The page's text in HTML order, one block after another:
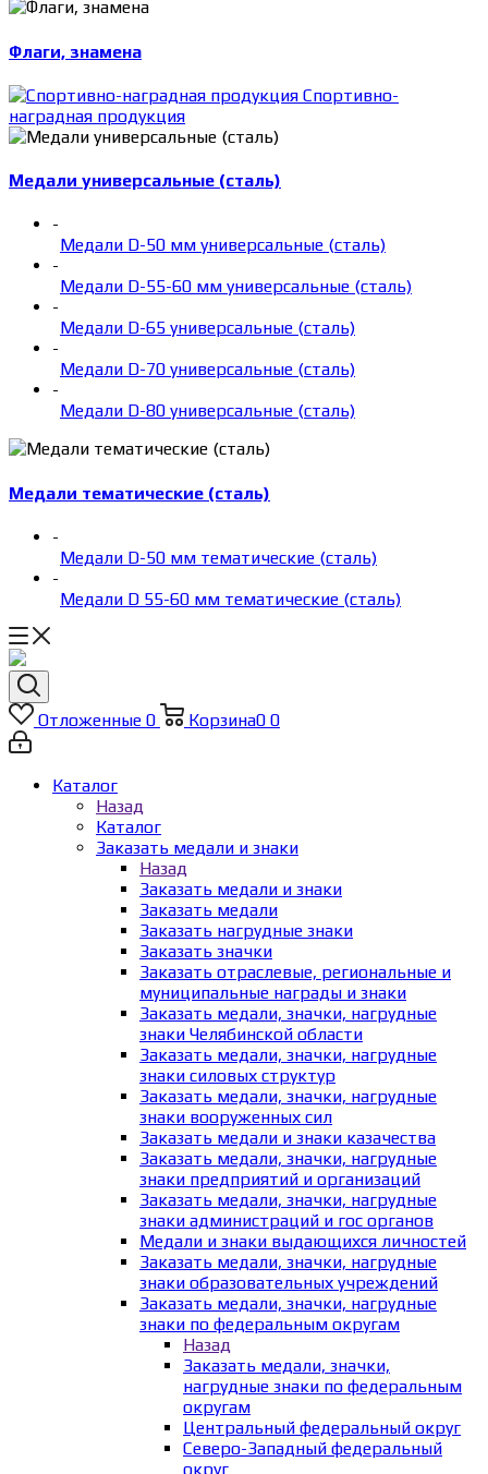
Флаги, знамена
Спортивно-
наградная продукция
Медали универсальные (сталь)
-
Медали D-50 мм универсальные (сталь)
-
Медали D-55-60 мм универсальные (сталь)
-
Медали D-65 универсальные (сталь)
-
Медали D-70 универсальные (сталь)
-
Медали D-80 универсальные (сталь)
Медали тематические (сталь)
-
Медали D-50 мм тематические (сталь)
-
Медали D 55-60 мм тематические (сталь)
Отложенные 0 Корзина0 0
Каталог
Назад
Каталог
Заказать медали и знаки
Назад
Заказать медали и знаки
Заказать медали
Заказать нагрудные знаки
Заказать значки
Заказать отраслевые, региональные и
муниципальные награды и знаки
Заказать медали, значки, нагрудные
знаки Челябинской области
Заказать медали, значки, нагрудные
знаки силовых структур
Заказать медали, значки, нагрудные
знаки вооруженных сил
Заказать медали и знаки казачества
Заказать медали, значки, нагрудные
знаки предприятий и организаций
Заказать медали, значки, нагрудные
знаки администраций и гос органов
Медали и знаки выдающихся личностей
Заказать медали, значки, нагрудные
знаки образовательных учреждений
Заказать медали, значки, нагрудные
знаки по федеральным округам
Назад
Заказать медали, значки,
нагрудные знаки по федеральным
округам
Центральный федеральный округ
Северо-Западный федеральный
округ